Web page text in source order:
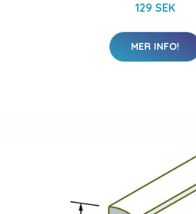
129 SEK
MER INFO!